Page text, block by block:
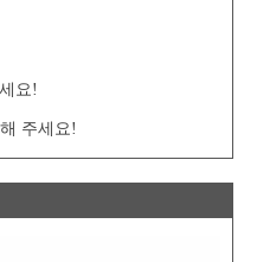
요!
주세요!